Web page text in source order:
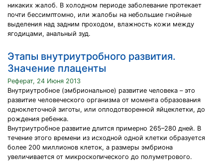
никаких жалоб. В холодном периоде заболевание протекает
почти бессимптомно, или жалобы на небольшие гнойные
выделения над задним проходом, влажность кожи между
ягодицами, анальный зуд.
Этапы внутриутробного развития.
Значение плаценты
Реферат, 24 Июня 2013
Внутриутробное (эмбриональное) развитие человека – это
развитие человеческого организма от момента образования
одноклеточной зиготы, или оплодотворенной яйцеклетки, до
рождения ребенка.
Внутриутробное развитие длится примерно 265–280 дней. В
течение этого времени из исходной одной клетки образуется
более 200 миллионов клеток, а размеры эмбриона
увеличивается от микроскопического до полуметрового.